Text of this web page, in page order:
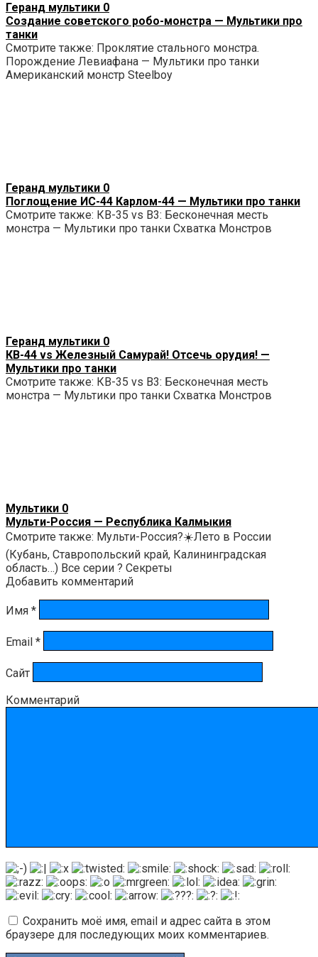
Геранд мультики 0
Создание советского робо-монстра — Мультики про
танки
Смотрите также: Проклятие стального монстра.
Порождение Левиафана — Мультики про танки
Американский монстр Steelboy
Геранд мультики 0
Поглощение ИС-44 Карлом-44 — Мультики про танки
Смотрите также: КВ-35 vs B3: Бесконечная месть
монстра — Мультики про танки Схватка Монстров
Геранд мультики 0
КВ-44 vs Железный Самурай! Отсечь орудия! —
Мультики про танки
Смотрите также: КВ-35 vs B3: Бесконечная месть
монстра — Мультики про танки Схватка Монстров
Мультики 0
Мульти-Россия — Республика Калмыкия
Смотрите также: Мульти-Россия?☀️Лето в России
(Кубань, Ставропольский край, Калининградская
область…) Все серии ? Секреты
Добавить комментарий
Имя *
Email *
Сайт
Комментарий
Сохранить моё имя, email и адрес сайта в этом
браузере для последующих моих комментариев.